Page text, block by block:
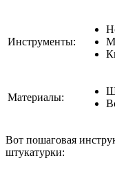
Инструменты:
Материалы:
Вот пошаговая
штукатурки: